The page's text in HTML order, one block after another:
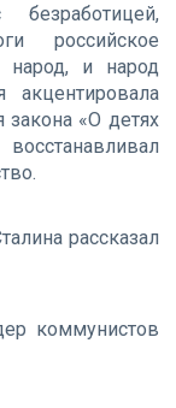
российское
народ, и народ
закона «О детях
рассказал
коммунистов